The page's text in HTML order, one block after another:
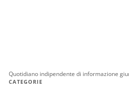
Quotidiano indipendente di informazione
CATEGORIE